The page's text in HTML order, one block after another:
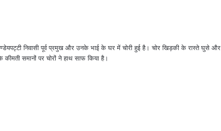
निवासी पूर्व प्रमुख और उनके भाई के घर में चोरी हुई है। चोर खिड़की के रास्ते घुसे और
समानों पर चोरों ने हाथ साफ किया है।